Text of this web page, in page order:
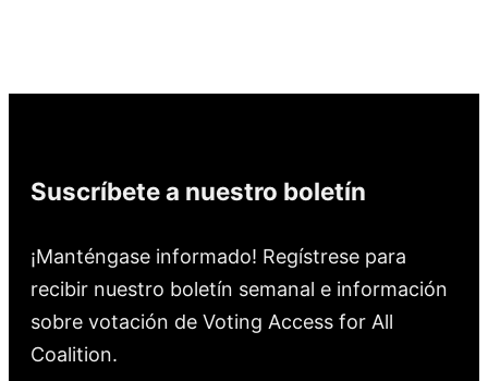
Suscríbete a nuestro boletín
¡Manténgase informado! Regístrese para
recibir nuestro boletín semanal e información
sobre votación de Voting Access for All
Coalition.